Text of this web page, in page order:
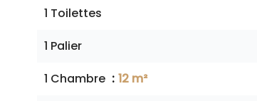
1 Toilettes
1 Palier
1 Chambre
12 m²